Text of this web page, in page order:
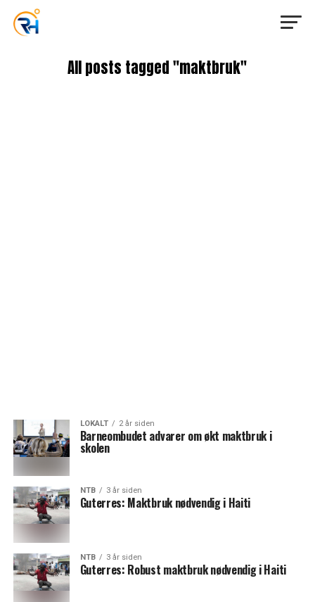
All posts tagged "maktbruk"
LOKALT 2 år siden
Barneombudet advarer om økt maktbruk i
skolen
NTB 3 år siden
Guterres: Maktbruk nødvendig i Haiti
NTB 3 år siden
Guterres: Robust maktbruk nødvendig i Haiti